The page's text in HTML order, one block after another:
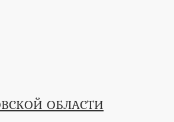
ОБЛАСТИ